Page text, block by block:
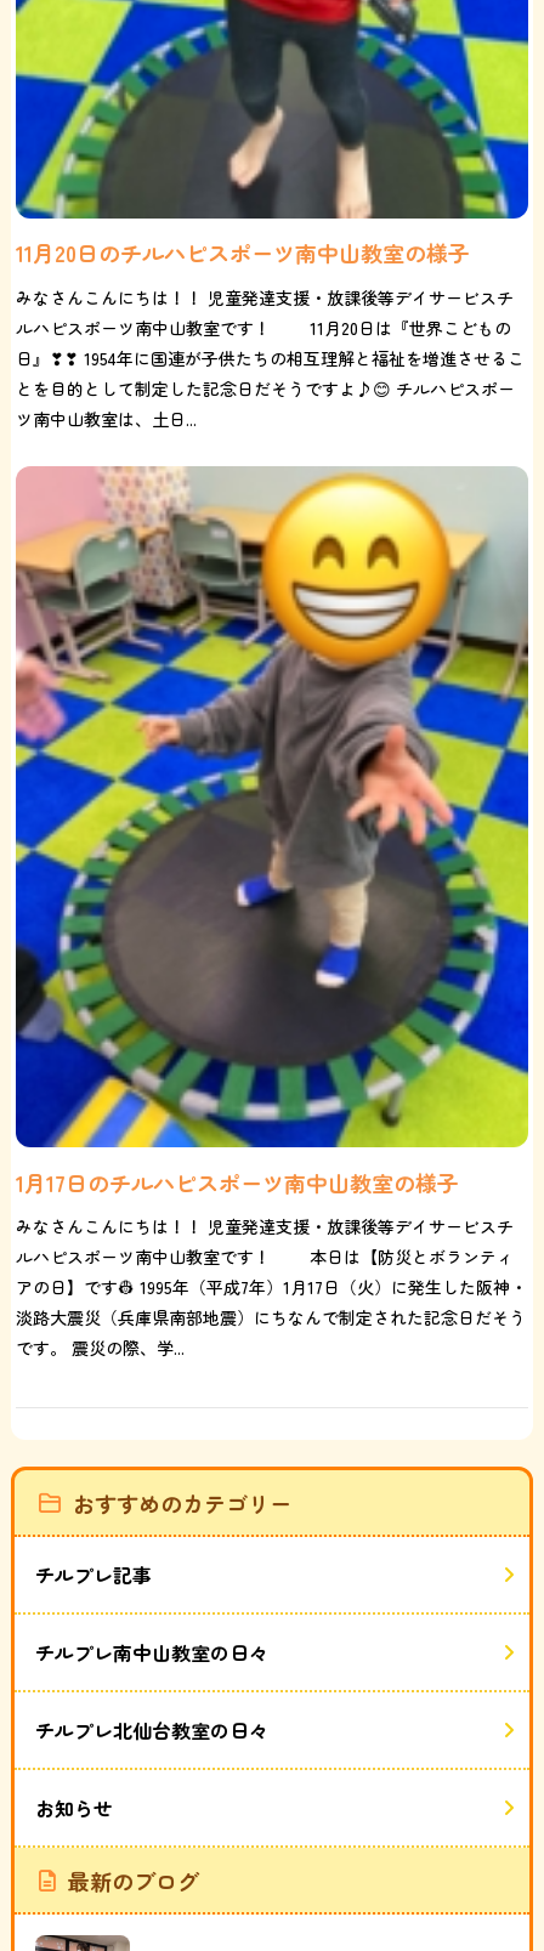
11月20日のチルハピスポーツ南中山教室の様子
みなさんこんにちは！！ 児童発達支援・放課後等デイサービスチ
ルハピスポーツ南中山教室です！ 11月20日は『世界こどもの
日』❣❣ 1954年に国連が子供たちの相互理解と福祉を増進させるこ
とを目的として制定した記念日だそうですよ♪😊 チルハピスポー
ツ南中山教室は、土日...
1月17日のチルハピスポーツ南中山教室の様子
みなさんこんにちは！！ 児童発達支援・放課後等デイサービスチ
ルハピスポーツ南中山教室です！ 本日は【防災とボランティ
アの日】です👷 1995年（平成7年）1月17日（火）に発生した阪神・
淡路大震災（兵庫県南部地震）にちなんで制定された記念日だそう
です。 震災の際、学...
おすすめのカテゴリー
チルプレ記事
チルプレ南中山教室の日々
チルプレ北仙台教室の日々
お知らせ
最新のブログ